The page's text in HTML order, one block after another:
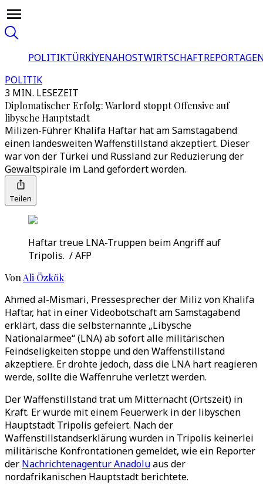
POLITIKTÜRKİYENAHOSTWIRTSCHAFT
POLITIK
3 MIN. LESEZEIT
Diplomatischer Erfolg: Warlord stoppt Offensive auf
libysche Hauptstadt
Milizen-Führer Khalifa Haftar hat am Samstagabend
einen landesweiten Waffenstillstand akzeptiert. Dieser
war von der Türkei und Russland zur Reduzierung der
Gewaltspirale im Land gefordert worden.
Teilen
Haftar treue LNA-Truppen beim Angriff auf
Tripolis. / AFP
Von Ali Özkök
Ahmed al-Mismari, Pressesprecher der Miliz von Khalifa
Haftar, hat in einer Videobotschaft am Samstagabend
erklärt, dass die selbsternannte „Libysche
Nationalarmee“ (LNA) ab sofort alle militärischen
Feindseligkeiten stoppe und den Waffenstillstand
akzeptiere. Er drohte jedoch, dass die LNA hart reagieren
werde, sollte die Waffenruhe verletzt werden.
Der Waffenstillstand trat um Mitternacht (Ortszeit) in
Kraft. Er wurde mit einem Feuerwerk in der libyschen
Hauptstadt Tripolis gefeiert. Nach der
Waffenstillstandserklärung wurden in Tripolis keinerlei
militärische Konfrontationen gemeldet, wie ein Reporter
der Nachrichtenagentur Anadoluaus der
nordafrikanischen Hauptstadt berichtete.